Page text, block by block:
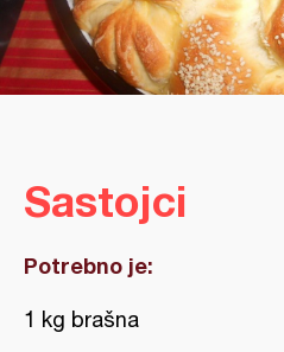
Sastojci
Potrebno je:
1 kg brašna